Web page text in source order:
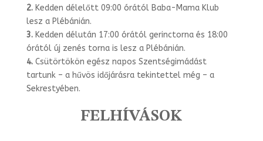
2.Kedden délelőtt 09:00 órától Baba-Mama Klub
lesz a Plébánián.
3.Kedden délután 17:00 órától gerinctorna és 18:00
órától új zenés torna is lesz a Plébánián.
4.Csütörtökön egész napos Szentségimádást
tartunk – a hűvös időjárásra tekintet­tel még – a
Sekrestyében.
FELHÍVÁSOK